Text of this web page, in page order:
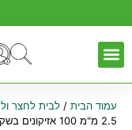
עמוד הבית/ לבית לחצר
2.5 מ"מ 100 אזיקונים בשקית